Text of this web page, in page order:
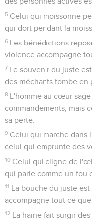
5 Celui qui moissonne
qui dort pendant la
6 Les bénédictions
violence accompagne
7 Le souvenir du juste
des méchants tombe en
8 L'homme au cœur
commandements, mais
sa perte.
9 Celui qui marche dans
celui qui emprunte des
10 Celui qui cligne de
qui parle comme un fou
11 La bouche du juste
accompagne tout ce
12 La haine fait surgir